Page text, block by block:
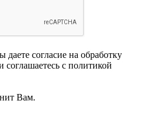
согласие на обработку
c политикой
Вам.